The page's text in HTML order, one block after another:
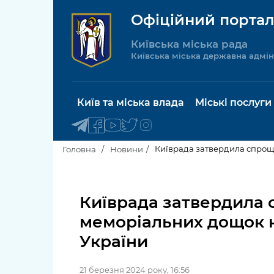
Офіційний
Київська міська рада
Київська міська державна
Київ та міська влада
Київська міська рада
Про Київ
Міські послуги
послуги
Пільги,
Головна Новини Київрада затвердила
Київрада
меморіальних дощок
України
21 березня 2024 року, 16:56